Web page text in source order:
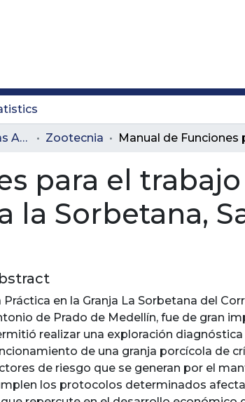
Facultad de Ciencias Administrativas y Agropecuarias Zootecnia
para el
la Sorbetana,
Práctica en la Granja La Sorbetana del
de Prado de Medellín, fue de gran
realizar una exploración diagnóstica
de una granja porcícola de
de riesgo que se generan por el
los protocolos determinados